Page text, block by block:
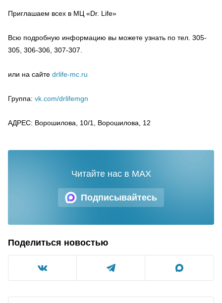
Приглашаем всех в МЦ «Dr. Life»
Всю подробную информацию вы можете узнать по тел. 305-
305, 306-306, 307-307.
или на сайте drlife-mc.ru
Группа: vk.com/drlifemgn
АДРЕС: Ворошилова, 10/1, Ворошилова, 12
Подписывайтесь
Читайте нас в MAX
Поделиться новостью